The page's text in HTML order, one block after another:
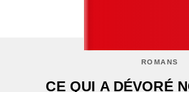
ROMANS
CE QUI A DÉVORÉ